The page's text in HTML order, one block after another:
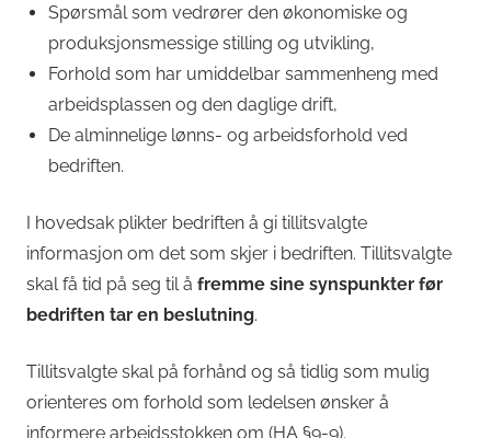
Spørsmål som vedrører den økonomiske og
produksjonsmessige stilling og utvikling,
Forhold som har umiddelbar sammenheng med
arbeidsplassen og den daglige drift,
De alminnelige lønns- og arbeidsforhold ved
bedriften.
I hovedsak plikter bedriften å gi tillitsvalgte
informasjon om det som skjer i bedriften. Tillitsvalgte
skal få tid på seg til å fremme sine synspunkter før
bedriften tar en beslutning.
Tillitsvalgte skal på forhånd og så tidlig som mulig
orienteres om forhold som ledelsen ønsker å
informere arbeidsstokken om (HA §9-9).